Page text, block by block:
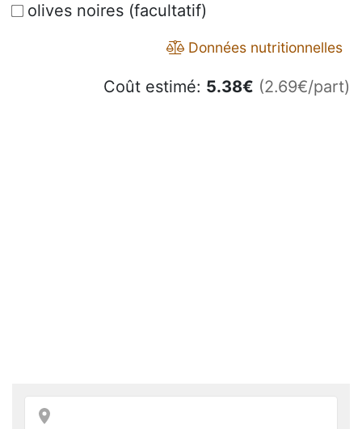
olives noires (facultatif)
Données nutritionnelles
Coût estimé: 5.38€ (2.69€/part)